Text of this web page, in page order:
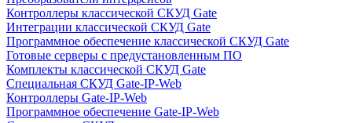
Контроллеры классической СКУД Gate
Интеграции классической СКУД Gate
Программное обеспечение классической СКУД Gate
Готовые серверы с предустановленным ПО
Комплекты классической СКУД Gate
Специальная СКУД Gate-IP-Web
Контроллеры Gate-IP-Web
Программное обеспечение Gate-IP-Web